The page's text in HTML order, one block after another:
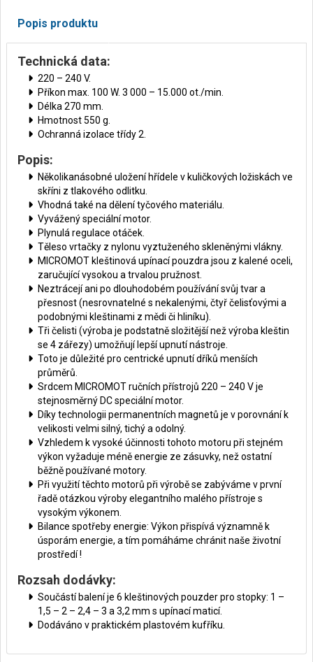
Popis produktu
Technická data:
220 – 240 V.
Příkon max. 100 W. 3 000 – 15.000 ot./min.
Délka 270 mm.
Hmotnost 550 g.
Ochranná izolace třídy 2.
Popis:
Několikanásobné uložení hřídele v kuličkových ložiskách ve
skříni z tlakového odlitku.
Vhodná také na dělení tyčového materiálu.
Vyvážený speciální motor.
Plynulá regulace otáček.
Těleso vrtačky z nylonu vyztuženého skleněnými vlákny.
MICROMOT kleštinová upínací pouzdra jsou z kalené oceli,
zaručující vysokou a trvalou pružnost.
Neztrácejí ani po dlouhodobém používání svůj tvar a
přesnost (nesrovnatelné s nekalenými, čtyř čelisťovými a
podobnými kleštinami z mědi či hliníku).
Tři čelisti (výroba je podstatně složitější než výroba kleštin
se 4 zářezy) umožňují lepší upnutí nástroje.
Toto je důležité pro centrické upnutí dříků menších
průměrů.
Srdcem MICROMOT ručních přístrojů 220 – 240 V je
stejnosměrný DC speciální motor.
Díky technologii permanentních magnetů je v porovnání k
velikosti velmi silný, tichý a odolný.
Vzhledem k vysoké účinnosti tohoto motoru při stejném
výkon vyžaduje méně energie ze zásuvky, než ostatní
běžně používané motory.
Při využití těchto motorů při výrobě se zabýváme v první
řadě otázkou výroby elegantního malého přístroje s
vysokým výkonem.
Bilance spotřeby energie: Výkon přispívá významně k
úsporám energie, a tím pomáháme chránit naše životní
prostředí !
Rozsah dodávky:
Součástí balení je 6 kleštinových pouzder pro stopky: 1 –
1,5 – 2 – 2,4 – 3 a 3,2 mm s upínací maticí.
Dodáváno v praktickém plastovém kufříku.